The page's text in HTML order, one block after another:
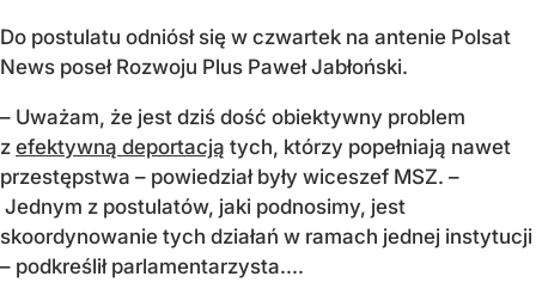
Do postulatu odniósł się w czwartek na antenie Polsat
News poseł Rozwoju Plus Paweł Jabłoński.
– Uważam, że jest dziś dość obiektywny problem
z efektywną deportacją tych, którzy popełniają nawet
przestępstwa – powiedział były wiceszef MSZ. –
Jednym z postulatów, jaki podnosimy, jest
skoordynowanie tych działań w ramach jednej instytucji
– podkreślił parlamentarzysta....